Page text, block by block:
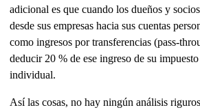
adicional es que cuando los dueños y
desde sus empresas hacia sus cuentas
como ingresos por transferencias (pass-
deducir 20 % de ese ingreso de su
individual.
Así las cosas, no hay ningún análisis